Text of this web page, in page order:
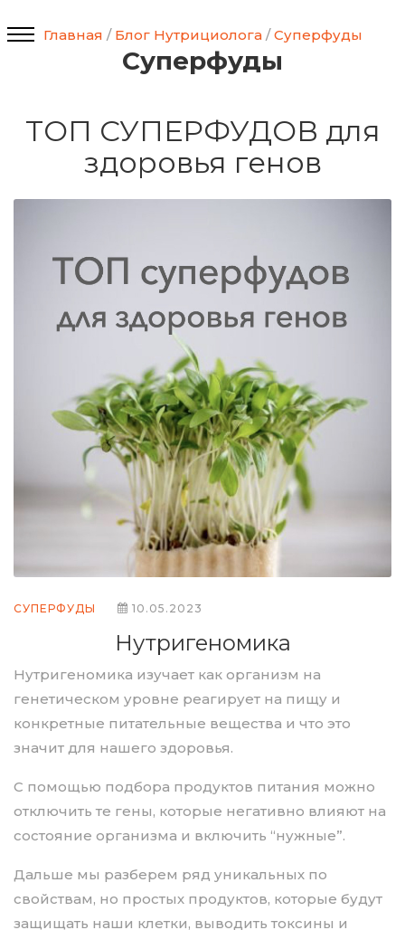
Главная / Блог Нутрициолога/Суперфуды
Суперфуды
ТОП СУПЕРФУДОВ для
здоровья генов
СУПЕРФУДЫ 10.05.2023
Нутригеномика
Нутригеномика изучает как организм на
генетическом уровне реагирует на пищу и
конкретные питательные вещества и что это
значит для нашего здоровья.
С помощью подбора продуктов питания можно
отключить те гены, которые негативно влияют на
состояние организма и включить “нужные”.
Дальше мы разберем ряд уникальных по
свойствам, но простых продуктов, которые будут
защищать наши клетки, выводить токсины и